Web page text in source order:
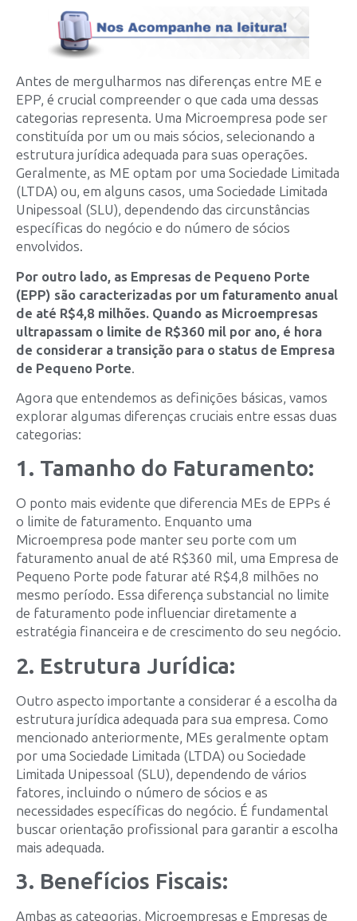
Antes de mergulharmos nas diferenças entre ME e
EPP, é crucial compreender o que cada uma dessas
categorias representa. Uma Microempresa pode ser
constituída por um ou mais sócios, selecionando a
estrutura jurídica adequada para suas operações.
Geralmente, as ME optam por uma Sociedade Limitada
(LTDA) ou, em alguns casos, uma Sociedade Limitada
Unipessoal (SLU), dependendo das circunstâncias
específicas do negócio e do número de sócios
envolvidos.
Por outro lado, as Empresas de Pequeno Porte
(EPP) são caracterizadas por um faturamento anual
de até R$4,8 milhões. Quando as Microempresas
ultrapassam o limite de R$360 mil por ano, é hora
de considerar a transição para o status de Empresa
de Pequeno Porte.
Agora que entendemos as definições básicas, vamos
explorar algumas diferenças cruciais entre essas duas
categorias:
1. Tamanho do Faturamento:
O ponto mais evidente que diferencia MEs de EPPs é
o limite de faturamento. Enquanto uma
Microempresa pode manter seu porte com um
faturamento anual de até R$360 mil, uma Empresa de
Pequeno Porte pode faturar até R$4,8 milhões no
mesmo período. Essa diferença substancial no limite
de faturamento pode influenciar diretamente a
estratégia financeira e de crescimento do seu negócio.
2. Estrutura Jurídica:
Outro aspecto importante a considerar é a escolha da
estrutura jurídica adequada para sua empresa. Como
mencionado anteriormente, MEs geralmente optam
por uma Sociedade Limitada (LTDA) ou Sociedade
Limitada Unipessoal (SLU), dependendo de vários
fatores, incluindo o número de sócios e as
necessidades específicas do negócio. É fundamental
buscar orientação profissional para garantir a escolha
mais adequada.
3. Benefícios Fiscais:
Ambas as categorias, Microempresas e Empresas de